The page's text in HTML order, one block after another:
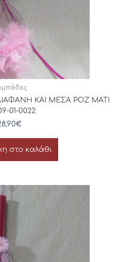
ΚΑΙ ΜΕΣΑ ΡΟΖ ΜΑΤΙ
01-0022
€
στο καλάθι